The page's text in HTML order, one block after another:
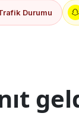
Durumu